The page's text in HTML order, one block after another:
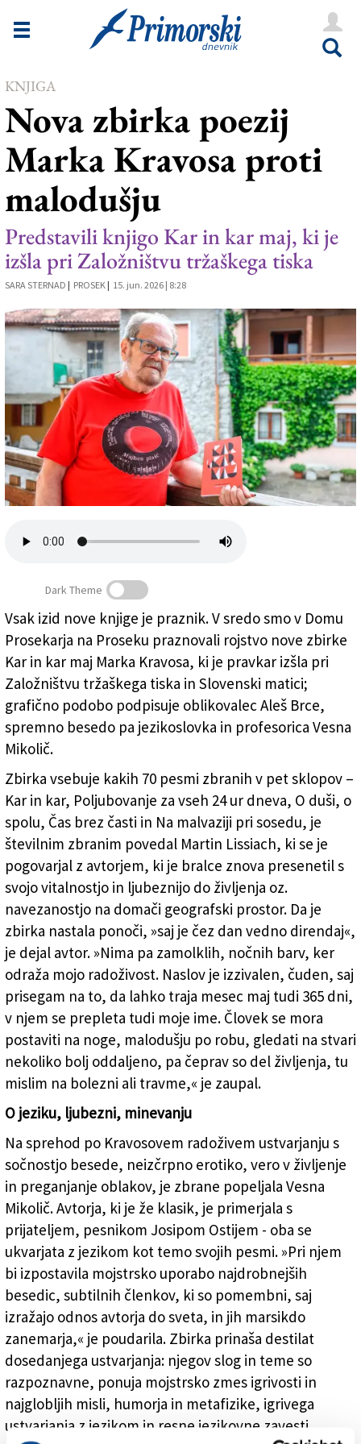
Novice
Goriška
Kultura
Šport
Še
Vreme
V Kioskih
Uredništvo
Zadruga PD
Naročnine
KNJIGA
Nova zbirka poezij
Marka Kravosa proti
malodušju
Predstavili knjigo Kar in kar maj, ki je
izšla pri Založništvu tržaškega tiska
SARA STERNAD | PROSEK | 15. jun. 2026 | 8:28
Marko Kravos z novo zbirko Kar in kar maj (LUCA
TEDESCHI/FOTODAMJ@N)
Dark Theme
Vsak izid nove knjige je praznik. V sredo smo v Domu
Prosekarja na Proseku praznovali rojstvo nove zbirke
Kar in kar maj Marka Kravosa, ki je pravkar izšla pri
Založništvu tržaškega tiska in Slovenski matici;
grafično podobo podpisuje oblikovalec Aleš Brce,
spremno besedo pa jezikoslovka in profesorica Vesna
Mikolič.
Zbirka vsebuje kakih 70 pesmi zbranih v pet sklopov –
Kar in kar, Poljubovanje za vseh 24 ur dneva, O duši, o
spolu, Čas brez časti in Na malvaziji pri sosedu, je
številnim zbranim povedal Martin Lissiach, ki se je
pogovarjal z avtorjem, ki je bralce znova presenetil s
svojo vitalnostjo in ljubeznijo do življenja oz.
navezanostjo na domači geografski prostor. Da je
zbirka nastala ponoči, »saj je čez dan vedno direndaj«,
je dejal avtor. »Nima pa zamolklih, nočnih barv, ker
odraža mojo radoživost. Naslov je izzivalen, čuden, saj
prisegam na to, da lahko traja mesec maj tudi 365 dni,
v njem se prepleta tudi moje ime. Človek se mora
postaviti na noge, malodušju po robu, gledati na stvari
nekoliko bolj oddaljeno, pa čeprav so del življenja, tu
mislim na bolezni ali travme,« je zaupal.
O jeziku, ljubezni, minevanju
Na sprehod po Kravosovem radoživem ustvarjanju s
sočnostjo besede, neizčrpno erotiko, vero v življenje
in preganjanje oblakov, je zbrane popeljala Vesna
Mikolič. Avtorja, ki je že klasik, je primerjala s
prijateljem, pesnikom Josipom Ostijem - oba se
ukvarjata z jezikom kot temo svojih pesmi. »Pri njem
bi izpostavila mojstrsko uporabo najdrobnejših
besedic, subtilnih členkov, ki so pomembni, saj
izražajo odnos avtorja do sveta, in jih marsikdo
zanemarja,« je poudarila. Zbirka prinaša destilat
dosedanjega ustvarjanja: njegov slog in teme so
razpoznavne, ponuja mojstrsko zmes igrivosti in
najglobljih misli, humorja in metafizike, igrivega
ustvarjanja z jezikom in resne jezikovne zavesti.